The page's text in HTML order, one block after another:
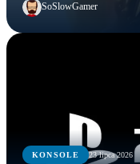
SoSlowGamer
KONSOLE 23 lipca 2026